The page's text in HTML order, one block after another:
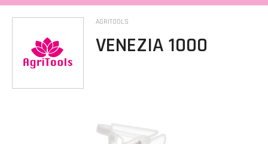
AGRITOOLS
VENEZIA 1000